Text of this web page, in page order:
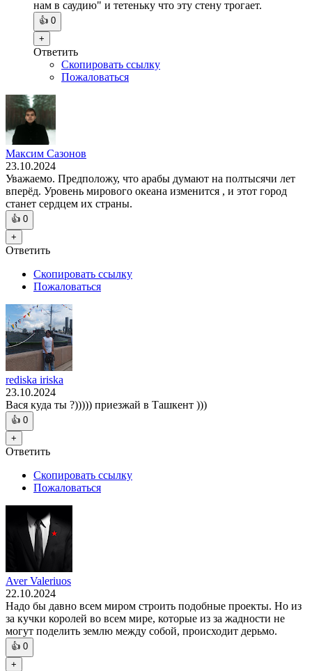
нам в саудию" и тетеньку что эту стену трогает.
👍 0
+
Ответить
Скопировать ссылку
Пожаловаться
Максим Сазонов
23.10.2024
Уважаемо. Предположу, что арабы думают на полтысячи лет
вперёд. Уровень мирового океана изменится , и этот город
станет сердцем их страны.
👍 0
+
Ответить
Скопировать ссылку
Пожаловаться
rediska iriska
23.10.2024
Вася куда ты ?))))) приезжай в Ташкент )))
👍 0
+
Ответить
Скопировать ссылку
Пожаловаться
Aver Valeriuos
22.10.2024
Надо бы давно всем миром строить подобные проекты. Но из
за кучки королей во всем мире, которые из за жадности не
могут поделить землю между собой, происходит дерьмо.
👍 0
+